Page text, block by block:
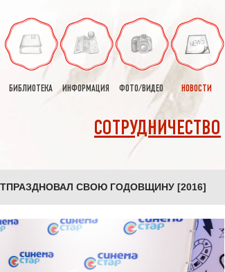
БИБЛИОТЕКА ИНФОРМАЦИЯ ФОТО/ВИДЕО НОВОСТИ
СОТРУДНИЧЕСТВО
СВОЮ ГОДОВЩИНУ [2016]